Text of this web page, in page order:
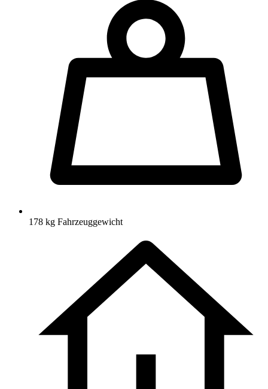
178 kg Fahrzeuggewicht